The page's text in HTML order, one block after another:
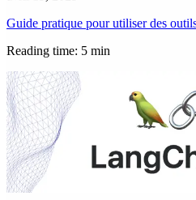
Guide pratique pour utiliser des
Reading time: 5 min